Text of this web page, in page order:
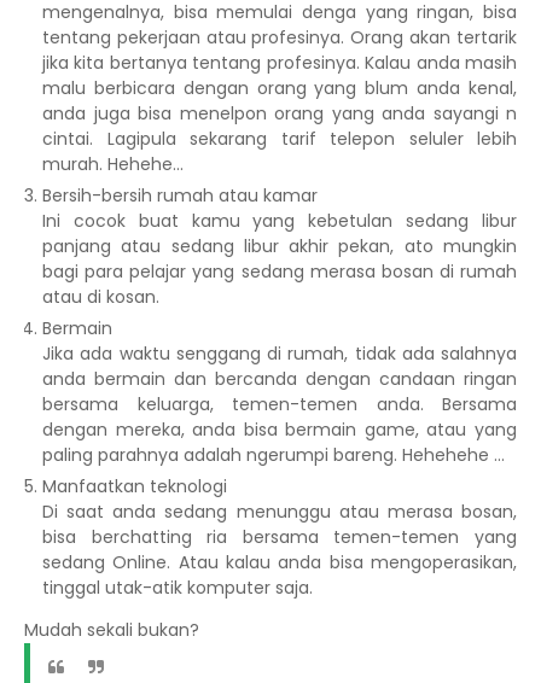
mengenalnya, bisa memulai denga yang ringan, bisa
tentang pekerjaan atau profesinya. Orang akan tertarik
jika kita bertanya tentang profesinya. Kalau anda masih
malu berbicara dengan orang yang blum anda kenal,
anda juga bisa menelpon orang yang anda sayangi n
cintai. Lagipula sekarang tarif telepon seluler lebih
murah. Hehehe...
Bersih-bersih rumah atau kamar
Ini cocok buat kamu yang kebetulan sedang libur
panjang atau sedang libur akhir pekan, ato mungkin
bagi para pelajar yang sedang merasa bosan di rumah
atau di kosan.
Bermain
Jika ada waktu senggang di rumah, tidak ada salahnya
anda bermain dan bercanda dengan candaan ringan
bersama keluarga, temen-temen anda. Bersama
dengan mereka, anda bisa bermain game, atau yang
paling parahnya adalah ngerumpi bareng. Hehehehe ...
Manfaatkan teknologi
Di saat anda sedang menunggu atau merasa bosan,
bisa berchatting ria bersama temen-temen yang
sedang Online. Atau kalau anda bisa mengoperasikan,
tinggal utak-atik komputer saja.
Mudah sekali bukan?